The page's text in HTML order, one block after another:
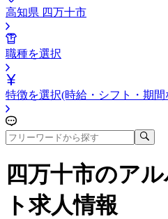
高知県 四万十市
職種を選択
特徴を選択(時給・シフト・期間
四万十市のア
ト求人情報